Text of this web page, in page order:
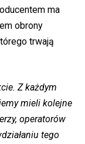
ma
obrony
trwają
Z każdym
mieli kolejne
operatorów
tego